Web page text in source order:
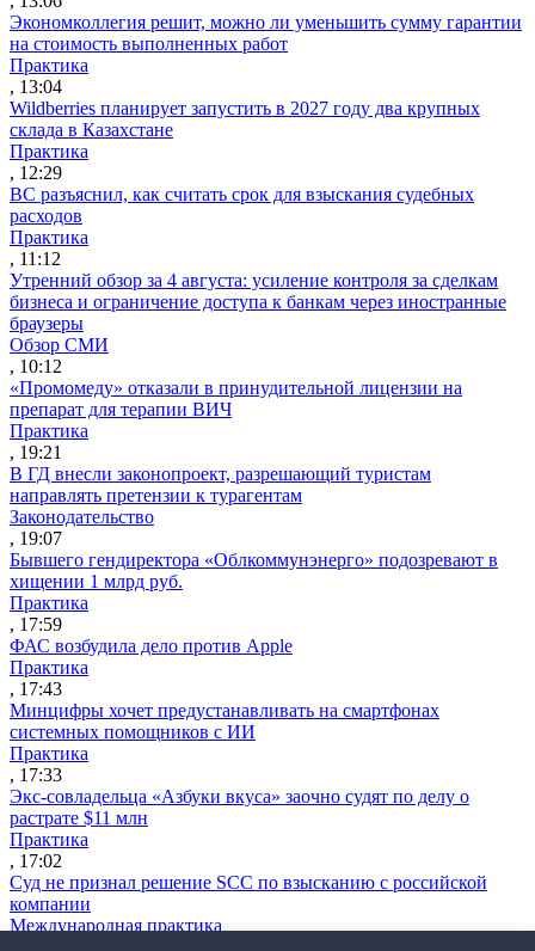
Экономколлегия решит, можно ли уменьшить сумму гарантии
на стоимость выполненных работ
Практика
, 13:04
Wildberries планирует запустить в 2027 году два крупных
склада в Казахстане
Практика
, 12:29
ВС разъяснил, как считать срок для взыскания судебных
расходов
Практика
, 11:12
Утренний обзор за 4 августа: усиление контроля за сделкам
бизнеса и ограничение доступа к банкам через иностранные
браузеры
Обзор СМИ
, 10:12
«Промомеду» отказали в принудительной лицензии на
препарат для терапии ВИЧ
Практика
, 19:21
В ГД внесли законопроект, разрешающий туристам
направлять претензии к турагентам
Законодательство
, 19:07
Бывшего гендиректора «Облкоммунэнерго» подозревают в
хищении 1 млрд руб.
Практика
, 17:59
ФАС возбудила дело против Apple
Практика
, 17:43
Минцифры хочет предустанавливать на смартфонах
системных помощников с ИИ
Практика
, 17:33
Экс-совладельца «Азбуки вкуса» заочно судят по делу о
растрате $11 млн
Практика
, 17:02
Суд не признал решение SCC по взысканию с российской
компании
Международная практика